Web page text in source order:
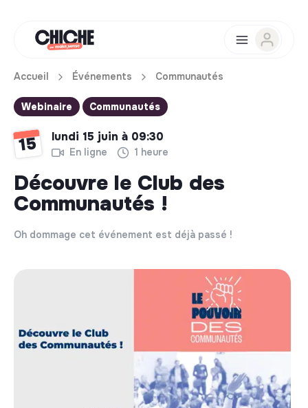
Accueil Événements Communautés
Webinaire Communautés
15 lundi 15 juin à 09:30
En ligne 1 heure
Découvre le Club des
Communautés !
Oh dommage cet événement est déjà passé !